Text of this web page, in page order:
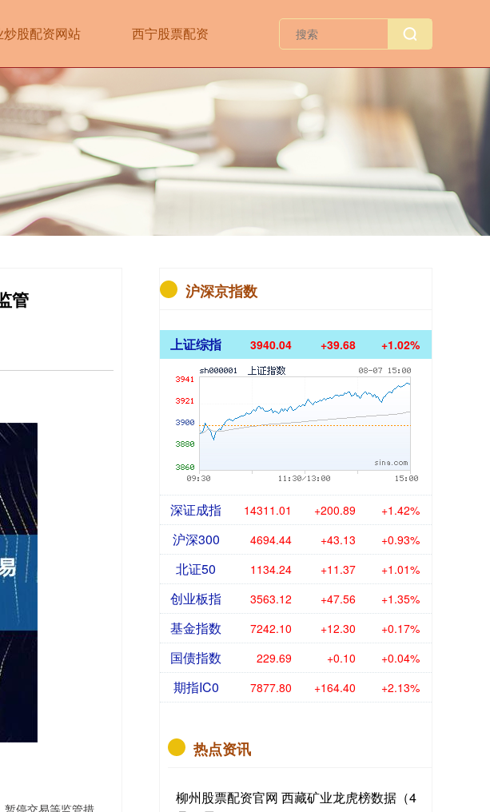
炒股配资网站 西宁股票配资
管
停交易等监管措
沪深京指数
上证综指 3940.04 +39.68 +1.02%
深证成指 14311.01 +200.89 +1.42%
沪深300 4694.44 +43.13 +0.93%
北证50 1134.24 +11.37 +1.01%
创业板指 3563.12 +47.56 +1.35%
基金指数 7242.10 +12.30 +0.17%
国债指数 229.69 +0.10 +0.04%
期指IC0 7877.80 +164.40 +2.13%
热点资讯
柳州股票配资官网 西藏矿业龙虎榜数据（4